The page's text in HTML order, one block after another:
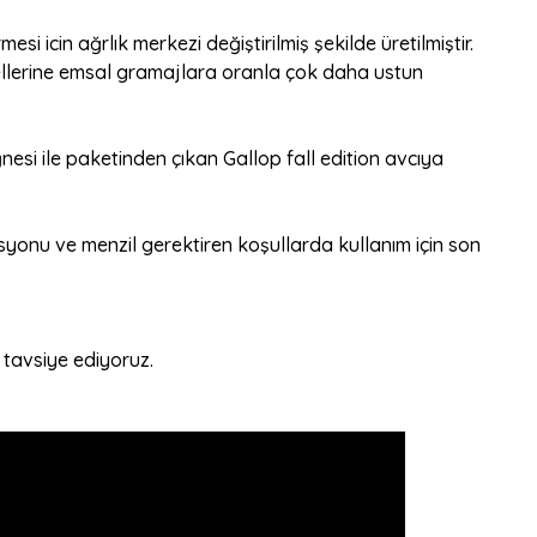
icin ağrlık merkezi değiştirilmiş şekilde üretilmiştir.
emsal gramajlara oranla çok daha ustun
ile paketinden çıkan Gallop fall edition avcıya
ve menzil gerektiren koşullarda kullanım için son
ediyoruz.